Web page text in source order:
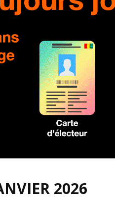
2026